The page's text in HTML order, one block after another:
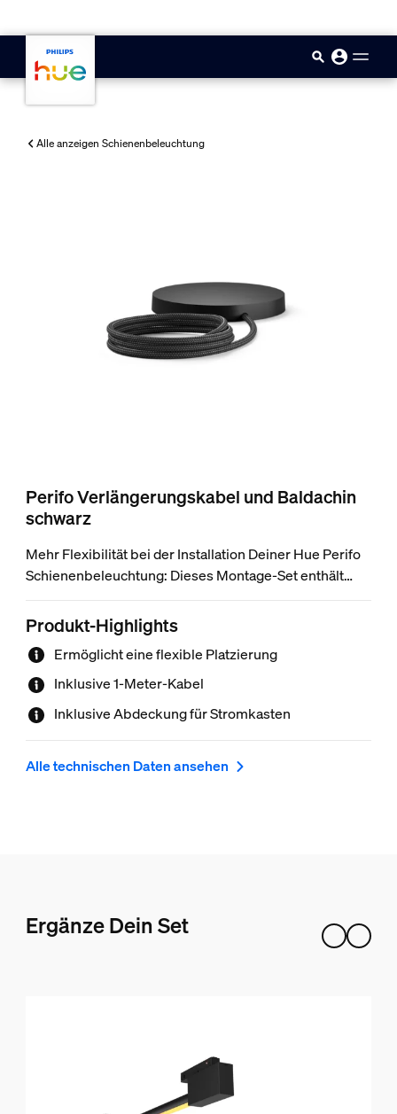
Alle anzeigen Schienenbeleuchtung
Perifo Verlängerungskabel und Baldachin
schwarz
Mehr Flexibilität bei der Installation Deiner Hue Perifo
Schienenbeleuchtung: Dieses Montage-Set enthält
einen Sockel, der mit dem Schaltkasten verkabelt ist
und dafür sorgt, dass er nicht sichtbar ist. Das
mitgelieferte Stoffkabel wird dann an ein Hue Perifo
Netzteil in einer Entfernung von bis zu 1 Meter
angeschlossen und wird von ihm gehalten.
Produkt-Highlights
Ermöglicht eine flexible Platzierung
Inklusive 1-Meter-Kabel
Inklusive Abdeckung für Stromkasten
Alle technischen Daten ansehen
Ergänze Dein Set